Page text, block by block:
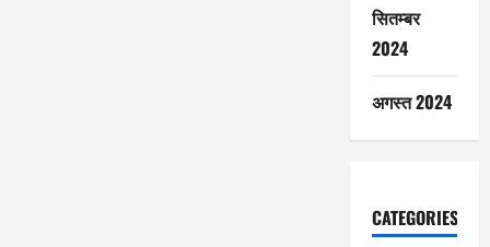
सितम्बर
2024
अगस्त 2024
CATEGORIES